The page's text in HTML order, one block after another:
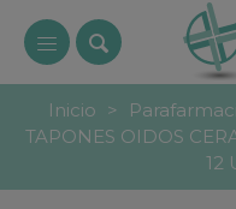
Inicio >
TAPONES OIDOS
12